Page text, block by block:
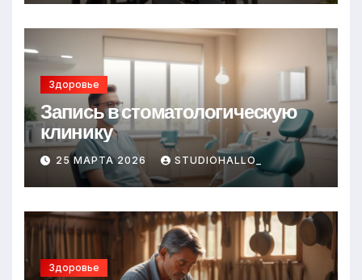
Здоровье
Запись в стоматологическую
клинику
25 МАРТА 2026 STUDIOHALLO_
Здоровье